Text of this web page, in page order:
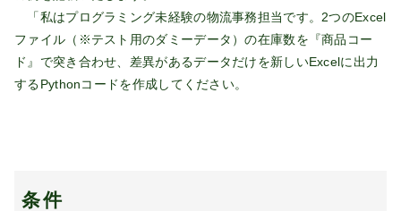
「私はプログラミング未経験の物流事務担当です。2つのExcel
ファイル（※テスト用のダミーデータ）の在庫数を『商品コー
ド』で突き合わせ、差異があるデータだけを新しいExcelに出力
するPythonコードを作成してください。
条件